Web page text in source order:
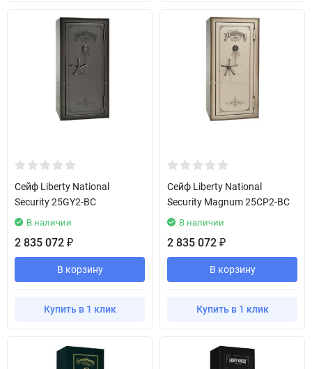
Сейф Liberty National
Security 25GY2-BC
В наличии
2 835 072 ₽
В корзину
Купить в 1 клик
Сейф Liberty National
Security Magnum 25CP2-BC
В наличии
2 835 072 ₽
В корзину
Купить в 1 клик